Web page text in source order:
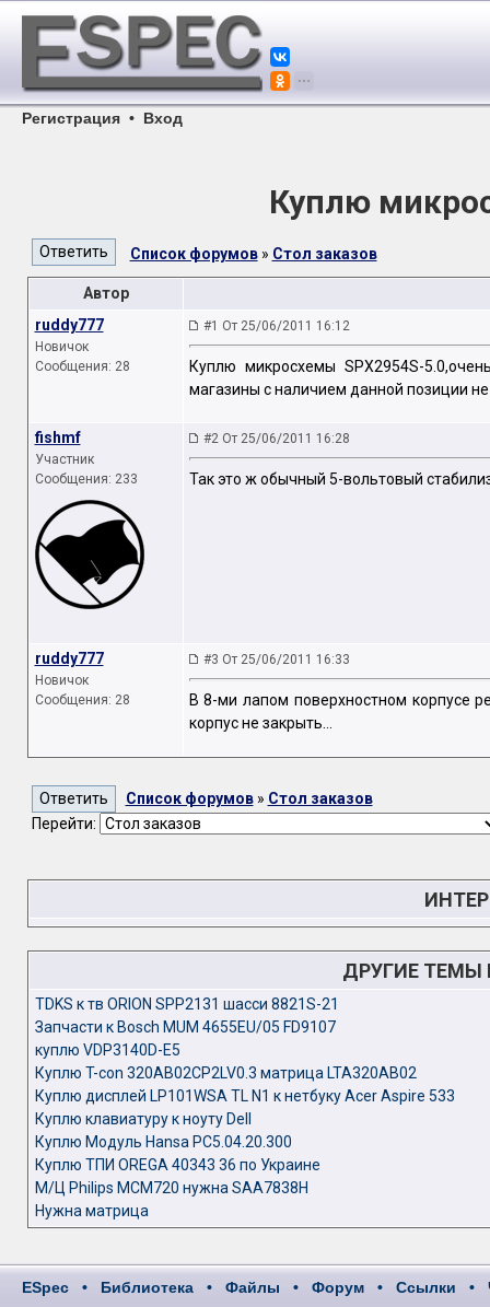
Регистрация • Вход
Куплю
Список форумов» Стол заказов
Автор
ruddy777
Новичок
Сообщения: 28
#1 От 25/06/2011 16:12
Куплю микросхемы SPX2954S-
магазины с наличием данной позиции
fishmf
Участник
Сообщения: 233
#2 От 25/06/2011 16:28
Так это ж обычный 5-вольтовый
ruddy777
Новичок
Сообщения: 28
#3 От 25/06/2011 16:33
В 8-ми лапом поверхностном корпусе
корпус не закрыть...
Список форумов» Стол заказов
Перейти:
ДРУГИЕ ТЕМЫ
TDKS к тв ORION SPP2131 шасси 8821S-21
Запчасти к Bosch MUM 4655EU/05 FD9107
куплю VDP3140D-E5
Куплю T-con 320AB02CP2LV0.3 матрица LTA320AB02
Куплю дисплей LP101WSA TL N1 к нетбуку Acer Aspire 533
Куплю клавиатуру к ноуту Dell
Куплю Модуль Hansa PC5.04.20.300
Куплю ТПИ OREGA 40343 36 по Украине
М/Ц Philips MCM720 нужна SAA7838H
Нужна матрица
ESpec • Библиотека • Файлы • Форум • Ссылки •